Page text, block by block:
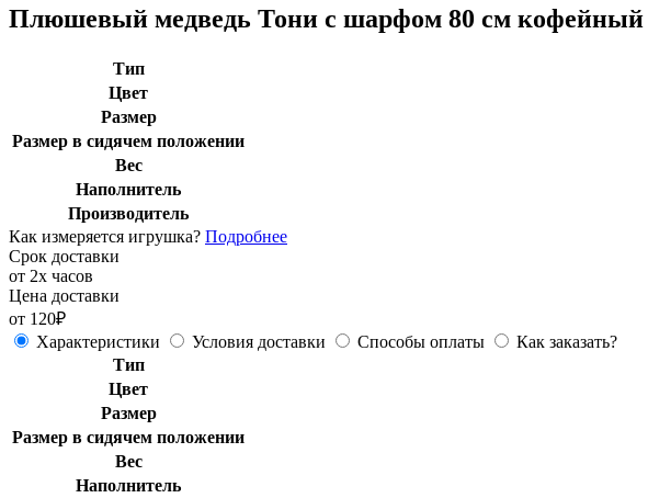
Плюшевый медведь Тони с шарфом 80 см кофейный
Тип
Цвет
Размер
Размер в сидячем положении
Вес
Наполнитель
Производитель
Как измеряется игрушка? Подробнее
Срок доставки
от 2х часов
Цена доставки
от 120₽
Характеристики
Условия доставки Способы оплаты
Как заказать?
Тип
Цвет
Размер
Размер в сидячем положении
Вес
Наполнитель